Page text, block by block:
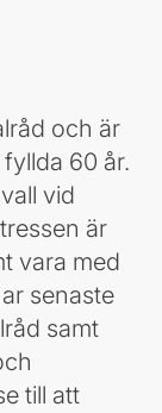
och är
60 år.
vid
är
vara med
senaste
samt
till att